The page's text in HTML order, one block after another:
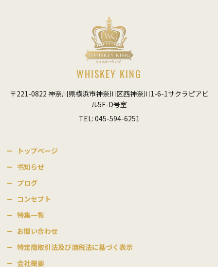
WHISKEY KING
〒221-0822 神奈川県横浜市神奈川区西神奈川1-6-1サクラピアビ
ル5F-D号室
TEL: 045-594-6251
トップベージ
书知らせ
プログ
コンセプト
特集一覧
お間い合わせ
特定商取引法及び酒税法に基づく表示
会社概要